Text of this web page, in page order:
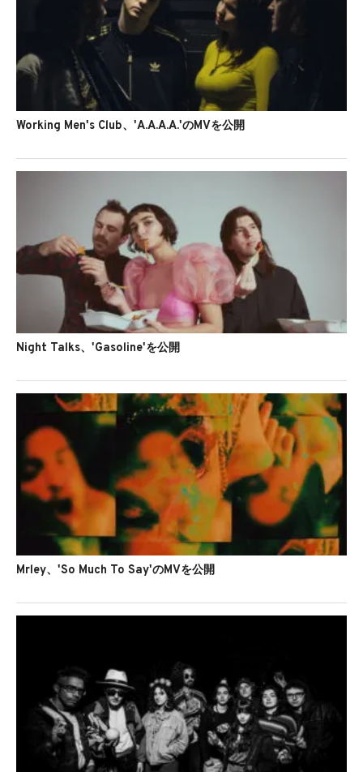
Working Men's Club、'A.A.A.A.'のMVを公開
Night Talks、'Gasoline'を公開
Mrley、'So Much To Say'のMVを公開